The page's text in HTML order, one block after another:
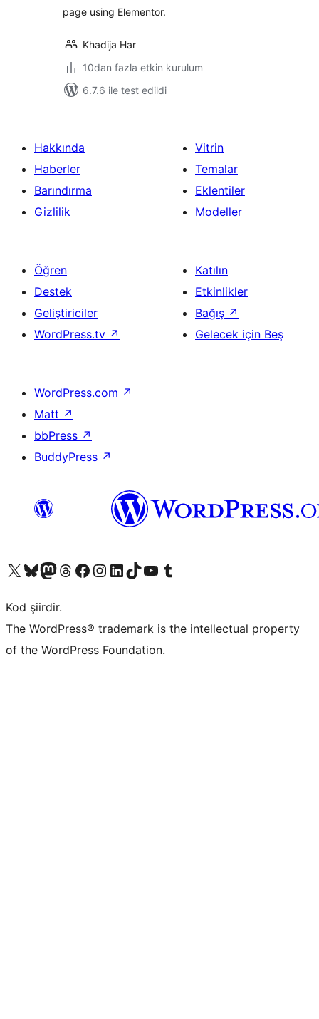
page using Elementor.
Khadija Har
10dan fazla etkin kurulum
6.7.6 ile test edildi
Hakkında
Haberler
Barındırma
Gizlilik
Vitrin
Temalar
Eklentiler
Modeller
Öğren
Destek
Geliştiriciler
WordPress.tv ↗
Katılın
Etkinlikler
Bağış ↗
Gelecek için Beş
WordPress.com ↗
Matt ↗
bbPress ↗
BuddyPress ↗
X (eski Twitter) hesabımıza bakın
Bluesky hesabımızı ziyaret edinMastodon hesabımızı ziyaret edinThreads hesabımızı ziyaret edinFacebook sayfamızı ziyaret edinInstagram hesabımızı ziyaret edinLinkedIn hesabımızı ziyaret edinTikTok hesabımızı ziyaret edinYouTube kanalımızı ziyaret edinTumblr hesabımızı ziyaret edin
Kod şiirdir.
The WordPress® trademark is the intellectual property
of the WordPress Foundation.